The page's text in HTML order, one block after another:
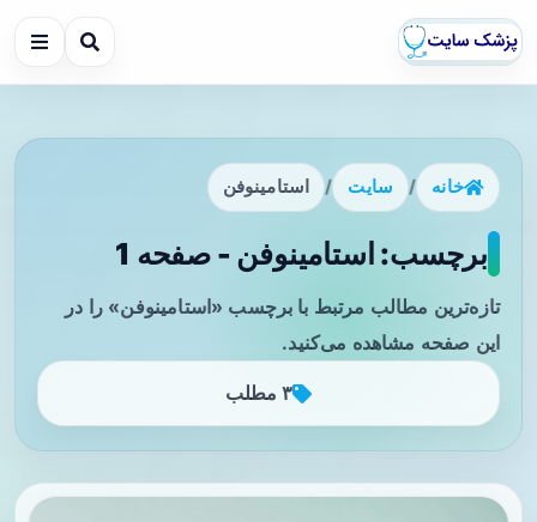
خانه / سایت / استامینوفن
برچسب: استامینوفن - صفحه 1
تازه‌ترین مطالب مرتبط با برچسب «استامینوفن» را در
این صفحه مشاهده می‌کنید.
۳ مطلب